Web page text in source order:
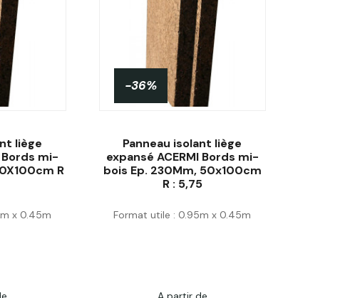
liège
Bords mi-
R
x 0.45m
Acheter
-36%
Panneau isolant liège
expansé ACERMI Bords mi-
bois Ep. 230Mm, 50x100cm
R : 5,75
Format utile : 0.95m x 0.45m